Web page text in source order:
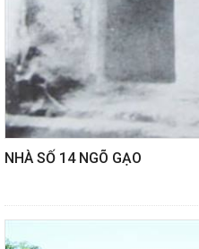
NHÀ SỐ 14 NGÕ GẠO